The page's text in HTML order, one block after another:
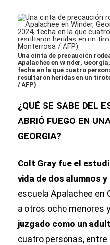
Una cinta de precaución
Apalachee en Winder,
fecha en la que cuatro
resultaron heridas en un
/ AFP)
¿QUÉ SE SABE DEL
ABRIÓ FUEGO EN
GEORGIA?
Colt Gray fue el
vida de dos alumnos
escuela Apalachee en
a otros ocho menores
juzgado como un
cuatro personas, entre